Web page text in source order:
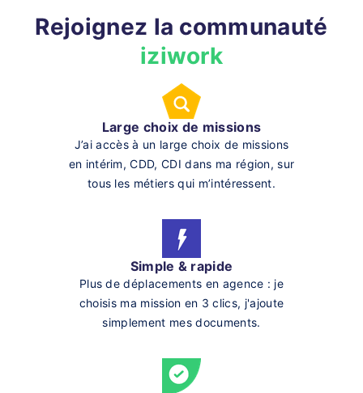
Rejoignez la communauté
iziwork
Large choix de missions
J’ai accès à un large choix de missions
en intérim, CDD, CDI dans ma région, sur
tous les métiers qui m’intéressent.
Simple & rapide
Plus de déplacements en agence : je
choisis ma mission en 3 clics, j'ajoute
simplement mes documents.